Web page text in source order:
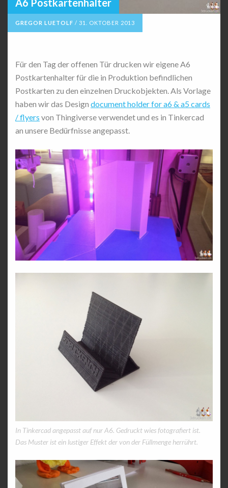
A6 Postkartenhalter
GREGOR LUETOLF / 31. OKTOBER 2013
Für den Tag der offenen Tür drucken wir eigene A6
Postkartenhalter für die in Produktion befindlichen
Postkarten zu den einzelnen Druckobjekten. Als Vorlage
haben wir das Design document holder for a6 & a5 cards
/ flyers von Thingiverse verwendet und es in Tinkercad
an unsere Bedürfnisse angepasst.
In Tinkercad angepasst auf nur A6. Gedruckt wies fotografiert ist.
Das Muster ist ein lustiger Effekt der von der Füllmenge herrührt.